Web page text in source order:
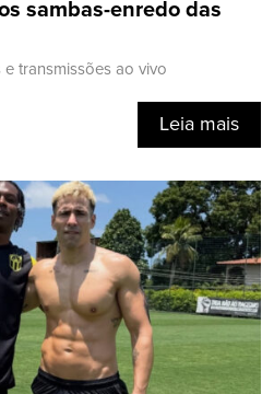
sambas-enredo das
transmissões ao vivo
Leia mais